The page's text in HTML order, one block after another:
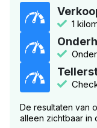
1
De resultaten van
alleen zichtbaar in